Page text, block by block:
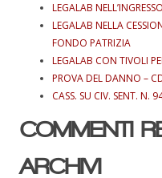
LEGALAB
LEGALAB NELLA
FONDO PATRIZIA
LEGALAB CON TIVOLI
PROVA DEL DANNO –
CASS. SU CIV. SENT. N.
COMMENTI
ARCHIVI